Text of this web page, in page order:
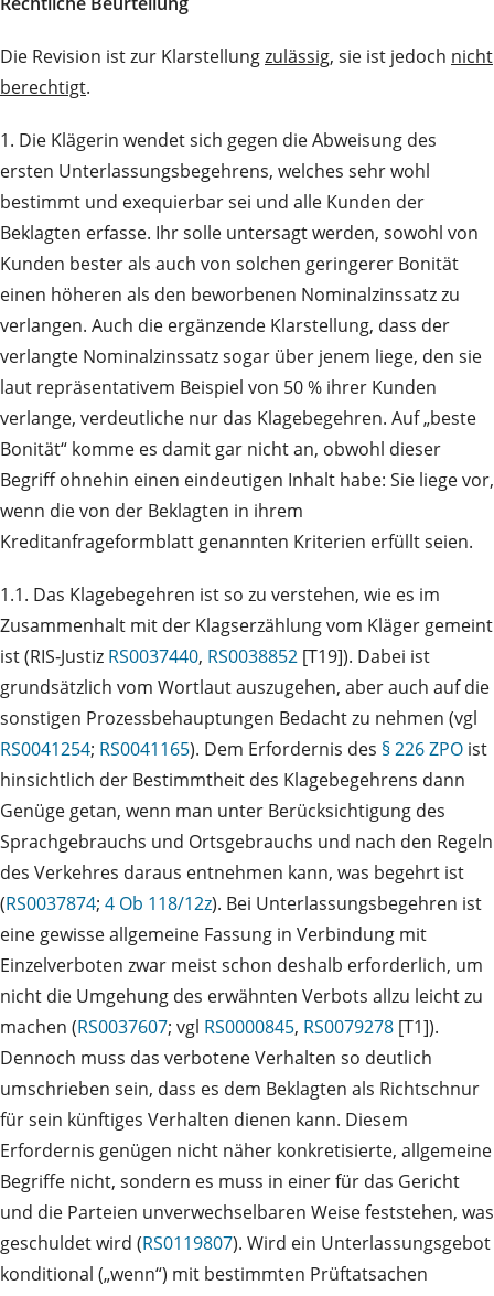
Die Revision ist zur Klarstellungzulässig, sie ist jedoch nicht
berechtigt.
1. Die Klägerin wendet sich gegen die Abweisung des
ersten Unterlassungsbegehrens, welches sehr wohl
bestimmt und exequierbar sei und alle Kunden der
Beklagten erfasse. Ihr solle untersagt werden, sowohl von
Kunden bester als auch von solchen geringerer Bonität
einen höheren als den beworbenen Nominalzinssatz zu
verlangen. Auch die ergänzende Klarstellung, dass der
verlangte Nominalzinssatz sogar über jenem liege, den sie
laut repräsentativem Beispiel von 50 % ihrer Kunden
verlange, verdeutliche nur das Klagebegehren. Auf „beste
Bonität“ komme es damit gar nicht an, obwohl dieser
Begriff ohnehin einen eindeutigen Inhalt habe: Sie liege vor,
wenn die von der Beklagten in ihrem
Kreditanfrageformblatt genannten Kriterien erfüllt seien.
1.1. Das Klagebegehren ist so zu verstehen, wie es im
Zusammenhalt mit der Klagserzählung vom Kläger gemeint
ist (RIS‑Justiz RS0037440, RS0038852 [T19]). Dabei ist
grundsätzlich vom Wortlaut auszugehen, aber auch auf die
sonstigen Prozessbehauptungen Bedacht zu nehmen (vgl
RS0041254; RS0041165). Dem Erfordernis des § 226 ZPO ist
hinsichtlich der Bestimmtheit des Klagebegehrens dann
Genüge getan, wenn man unter Berücksichtigung des
Sprachgebrauchs und Ortsgebrauchs und nach den Regeln
des Verkehres daraus entnehmen kann, was begehrt ist
(RS0037874; 4 Ob 118/12z). Bei Unterlassungsbegehren ist
eine gewisse allgemeine Fassung in Verbindung mit
Einzelverboten zwar meist schon deshalb erforderlich, um
nicht die Umgehung des erwähnten Verbots allzu leicht zu
machen (RS0037607; vgl RS0000845, RS0079278 [T1]).
Dennoch muss das verbotene Verhalten so deutlich
umschrieben sein, dass es dem Beklagten als Richtschnur
für sein künftiges Verhalten dienen kann. Diesem
Erfordernis genügen nicht näher konkretisierte, allgemeine
Begriffe nicht, sondern es muss in einer für das Gericht
und die Parteien unverwechselbaren Weise feststehen, was
geschuldet wird (RS0119807). Wird ein Unterlassungsgebot
konditional („wenn“) mit bestimmten Prüftatsachen